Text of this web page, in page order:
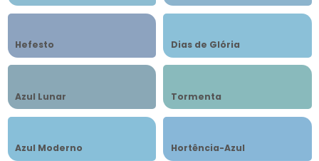
Hefesto Dias de Glória
Azul Lunar Tormenta
Azul Moderno Hortência-Azul